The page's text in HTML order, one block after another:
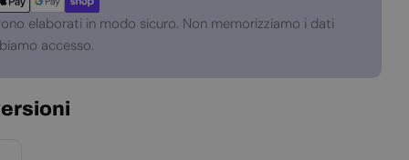
elaborati in modo sicuro. Non memorizziamo i dati
accesso.